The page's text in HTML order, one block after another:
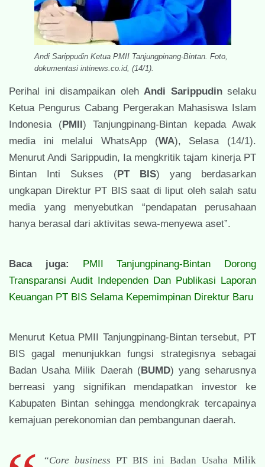
Andi Sarippudin Ketua PMII Tanjungpinang-Bintan. Foto,
dokumentasi intinews.co.id, (14/1).
Perihal ini disampaikan oleh Andi Sarippudinselaku
Ketua Pengurus Cabang Pergerakan Mahasiswa Islam
Indonesia (PMII ) Tanjungpinang-Bintan kepada Awak
media ini melalui WhatsApp (WA), Selasa (14/1).
Menurut Andi Sarippudin, Ia mengkritik tajam kinerja PT
Bintan Inti Sukses (PT BIS) yang berdasarkan
ungkapan Direktur PT BIS saat di liput oleh salah satu
media yang menyebutkan “pendapatan perusahaan
hanya berasal dari aktivitas sewa-menyewa aset”.
Baca juga:
PMII Tanjungpinang-Bintan Dorong
Transparansi Audit Independen Dan Publikasi Laporan
Keuangan PT BIS Selama Kepemimpinan Direktur Baru
Menurut Ketua PMII Tanjungpinang-Bintan tersebut, PT
BIS gagal menunjukkan fungsi strategisnya sebagai
Badan Usaha Milik Daerah (BUMD) yang seharusnya
berreasi yang signifikan mendapatkan investor ke
Kabupaten Bintan sehingga mendongkrak tercapainya
kemajuan perekonomian dan pembangunan daerah.
“Core business PT BIS ini Badan Usaha Milik